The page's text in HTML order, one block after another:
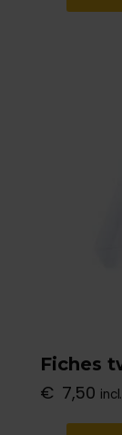
Fiches
€ 7,50